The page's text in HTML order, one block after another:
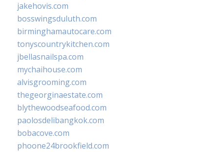
jakehovis.com
bosswingsduluth.com
birminghamautocare.com
tonyscountrykitchen.com
jbellasnailspa.com
mychaihouse.com
alvisgrooming.com
thegeorginaestate.com
blythewoodseafood.com
paolosdelibangkok.com
bobacove.com
phoone24brookfield.com